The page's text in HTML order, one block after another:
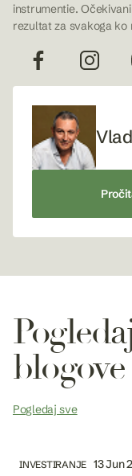
instrumentie.
rezultat za svakoga ko
blogove
Pogledaj sve
INVESTIRANJE 13 Jun